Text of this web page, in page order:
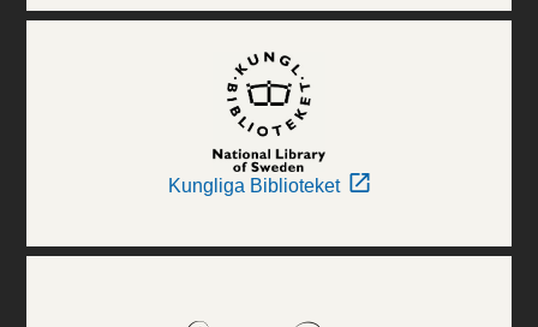
Kungliga Biblioteket